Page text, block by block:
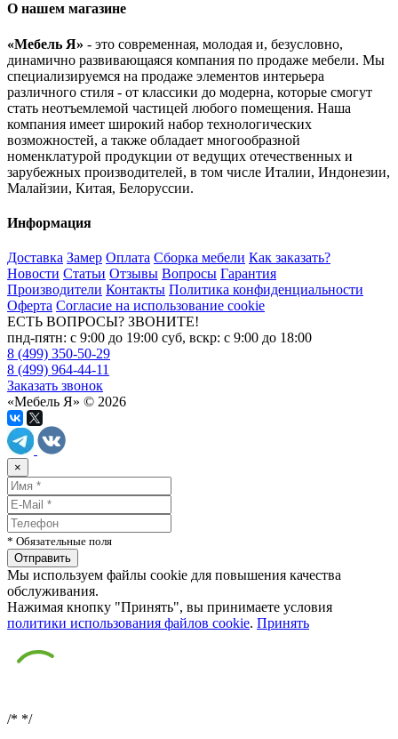
О нашем магазине
«Мебель Я» - это современная, молодая и, безусловно,
динамично развивающаяся компания по продаже мебели. Мы
специализируемся на продаже элементов интерьера
различного стиля - от классики до модерна, которые смогут
стать неотъемлемой частицей любого помещения. Наша
компания имеет широкий набор технологических
возможностей, а также обладает многообразной
номенклатурой продукции от ведущих отечественных и
зарубежных производителей, в том числе Италии, Индонезии,
Малайзии, Китая, Белоруссии.
Информация
Доставка Замер Оплата Сборка мебели Как заказать?
Новости Статьи Отзывы Вопросы Гарантия
Производители Контакты Политика конфиденциальности
Оферта Согласие на использование cookie
ЕСТЬ ВОПРОСЫ? ЗВОНИТЕ!
пнд-пятн: с 9:00 до 19:00 суб, вскр: с 9:00 до 18:00
8 (499) 350-50-29
8 (499) 964-44-11
Заказать звонок
«Мебель Я» © 2026
×
* Обязательные поля
Мы используем файлы cookie для повышения качества
обслуживания.
Нажимая кнопку "Принять", вы принимаете условия
политики использования файлов cookie. Принять
/* */